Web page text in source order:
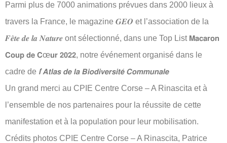
Parmi plus de 7000 animations prévues dans 2000 lieux à
travers la France, le magazine 𝑮𝑬𝑶 et l’association de la
𝑭𝒆̂𝒕𝒆 𝒅𝒆 𝒍𝒂 𝑵𝒂𝒕𝒖𝒓𝒆 ont sélectionné, dans une Top List 𝗠𝗮𝗰𝗮𝗿𝗼𝗻
𝗖𝗼𝘂𝗽 𝗱𝗲 𝗖œ𝘂𝗿 𝟮𝟬𝟮𝟮, notre événement organisé dans le
cadre de 𝙡’𝘼𝙩𝙡𝙖𝙨 𝙙𝙚 𝙡𝙖 𝘽𝙞𝙤𝙙𝙞𝙫𝙚𝙧𝙨𝙞𝙩𝙚́ 𝘾𝙤𝙢𝙢𝙪𝙣𝙖𝙡𝙚
Un grand merci au CPIE Centre Corse – A Rinascita et à
l’ensemble de nos partenaires pour la réussite de cette
manifestation et à la population pour leur mobilisation.
Crédits photos CPIE Centre Corse – A Rinascita, Patrice